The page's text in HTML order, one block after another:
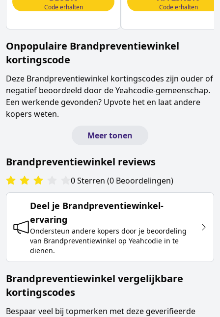
Code erhalten Code erhalten
Onpopulaire Brandpreventiewinkel
kortingscode
Deze Brandpreventiewinkel kortingscodes zijn ouder of
negatief beoordeeld door de Yeahcodie-gemeenschap.
Een werkende gevonden? Upvote het en laat andere
kopers weten.
Meer tonen
Brandpreventiewinkel reviews
0Sterren (0 Beoordelingen)
Deel je Brandpreventiewinkel-
ervaring
Ondersteun andere kopers door je beoordeling
van Brandpreventiewinkel op Yeahcodie in te
dienen.
Brandpreventiewinkel vergelijkbare
kortingscodes
Bespaar veel bij topmerken met deze geverifieerde